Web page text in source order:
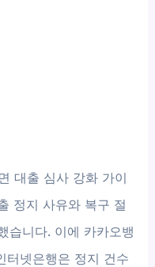
대출 심사 강화 가이
정지 사유와 복구 절
습니다. 이에 카카오뱅
터넷은행은 정지 건수